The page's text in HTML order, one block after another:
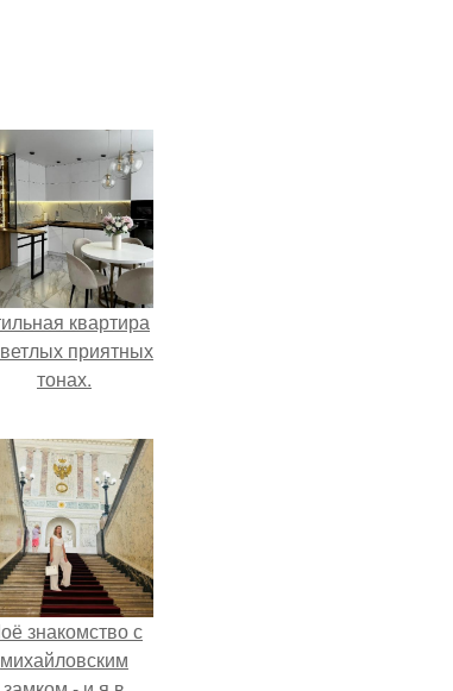
квартира
приятных
тонах.
знакомство с
михайловским